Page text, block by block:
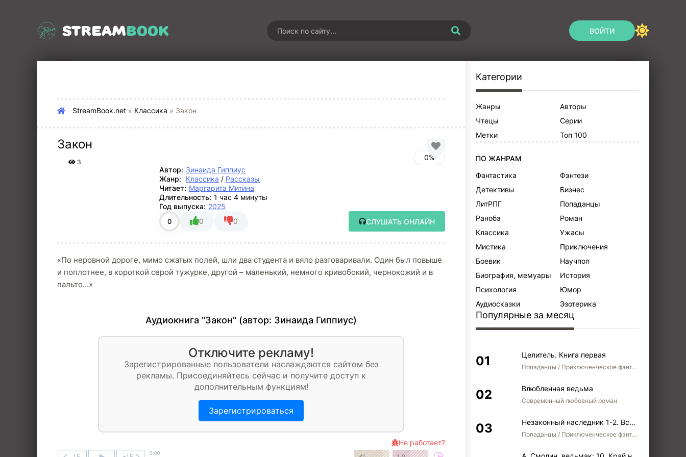
STREAMBOOK ВОЙТИ
StreamBook.net » Классика » Закон
Закон
3
0%
Автор: Зинаида Гиппиус
Жанр:
Классика / Рассказы
Читает: Маргарита Митина
Длительность: 1 час 4 минуты
Год выпуска: 2025
0 0 0 СЛУШАТЬ ОНЛАЙН
«По неровной дороге, мимо сжатых полей, шли два студента и вяло разговаривали. Один был повыше
и поплотнее, в короткой серой тужурке, другой – маленький, немного кривобокий, чернокожий и в
пальто…»
Аудиокнига "Закон" (автор: Зинаида Гиппиус)
Отключите рекламу!
Зарегистрированные пользователи наслаждаются сайтом без
рекламы. Присоединяйтесь сейчас и получите доступ к
дополнительным функциям!
Зарегистрироваться
0:00
Не работает?
Категории
Жанры
Авторы
Чтецы
Серии
Метки
Топ 100
ПО ЖАНРАМ
Фантастика
Фэнтези
Детективы
Бизнес
ЛитРПГ
Попаданцы
Ранобэ
Роман
Классика
Ужасы
Мистика
Приключения
Боевик
Научпоп
Биография, мемуары
История
Психология
Юмор
Аудиосказки
Эзотерика
Популярные за месяц
Целитель. Книга первая
Попаданцы / Приключенческое фэнтези / Боевое фэнтези
Влюбленная ведьма
Современный любовный роман
Незаконный наследник 1-2. Вспомнить, кем был. Стать собой. Остаться собой
Попаданцы / Приключенческое фэнтези / Боевое фэнтези / Юмористическое фэнтези